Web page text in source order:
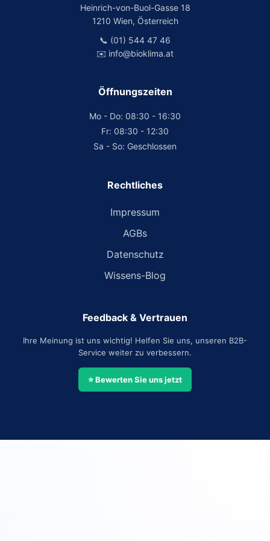
Heinrich-von-Buol-Gasse 18
1210 Wien, Österreich
📞 (01) 544 47 46
✉️ info@bioklima.at
Öffnungszeiten
Mo - Do: 08:30 - 16:30
Fr: 08:30 - 12:30
Sa - So: Geschlossen
Rechtliches
Impressum
AGBs
Datenschutz
Wissens-Blog
Feedback & Vertrauen
Ihre Meinung ist uns wichtig! Helfen Sie uns, unseren B2B-
Service weiter zu verbessern.
⭐ Bewerten Sie uns jetzt